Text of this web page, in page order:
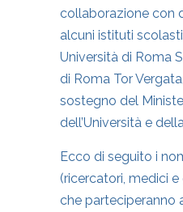
collaborazione con
alcuni istituti
Università di Roma
di Roma Tor
sostegno del
dell’Università e
Ecco di seguito i
(ricercatori, medici
che parteciperanno